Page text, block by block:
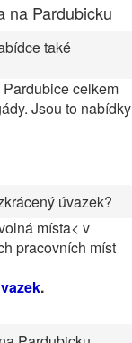
na Pardubicku
také
celkem
Jsou to nabídky
úvazek?
místa< v
pracovních míst
.